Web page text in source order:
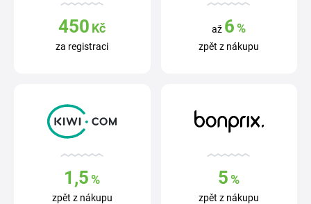
450 Kč
za registraci
až 6 %
zpět z nákupu
1,5 %
zpět z nákupu
5 %
zpět z nákupu